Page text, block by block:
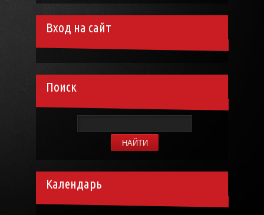
Вход на сайт
Поиск
Календарь